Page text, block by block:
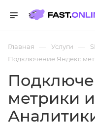
Главная — Услуги —
Подключение Яндекс
метрики